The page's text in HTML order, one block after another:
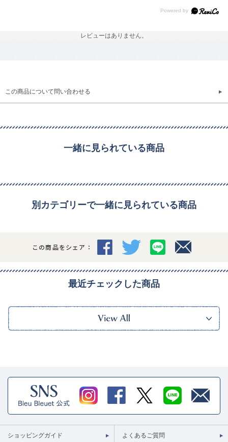
レビューはありません。
この商品について問い合わせる
一緒に見られている商品
別カテゴリーで一緒に見られている商品
この商品をシェア：
最近チェックした商品
ショッピングガイド よくあるご質問